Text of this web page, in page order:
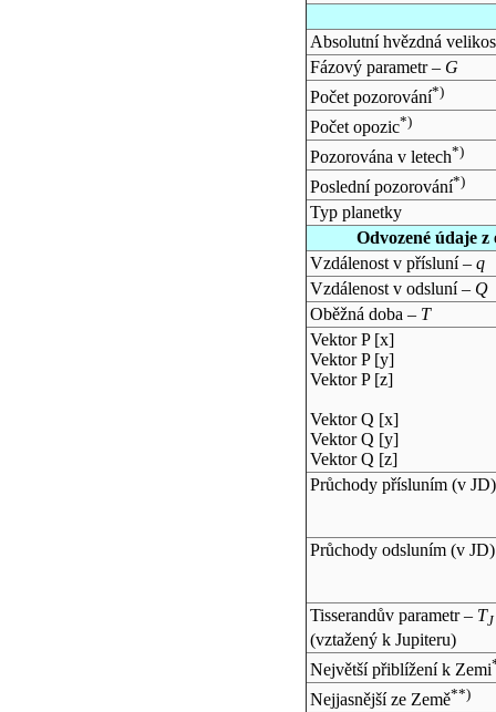
Absolutní hvězdná
Fázový parametr – G
Počet pozorování*)
Počet opozic*)
Pozorována v letech*)
Poslední pozorování*)
Typ planetky
Odvozené údaje
Vzdálenost v přísluní – q
Vzdálenost v odsluní – Q
Oběžná doba – T
Vektor P [x]
Vektor P [y]
Vektor P [z]
Vektor Q [x]
Vektor Q [y]
Vektor Q [z]
Průchody přísluním (v JD)
Průchody odsluním (v JD)
Tisserandův parametr – TJ
(vztažený k Jupiteru)
Největší přiblížení k Zemi
Nejjasnější ze Země**)